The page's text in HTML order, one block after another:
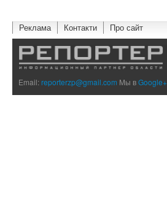
Реклама Контакти Про сайт
Email:reporterzp@gmail.com Мы вGoogle+